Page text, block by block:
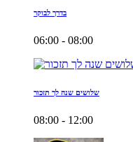
בדרך לבוקר
06:00 - 08:00
שלושים שנה לך תזכור
08:00 - 12:00